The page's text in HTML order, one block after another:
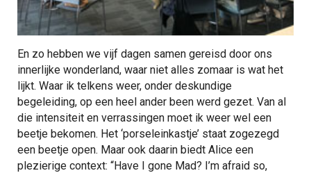
En zo hebben we vijf dagen samen gereisd door ons
innerlijke wonderland, waar niet alles zomaar is wat het
lijkt. Waar ik telkens weer, onder deskundige
begeleiding, op een heel ander been werd gezet. Van al
die intensiteit en verrassingen moet ik weer wel een
beetje bekomen. Het ‘porseleinkastje’ staat zogezegd
een beetje open. Maar ook daarin biedt Alice een
plezierige context: “Have I gone Mad? I’m afraid so,